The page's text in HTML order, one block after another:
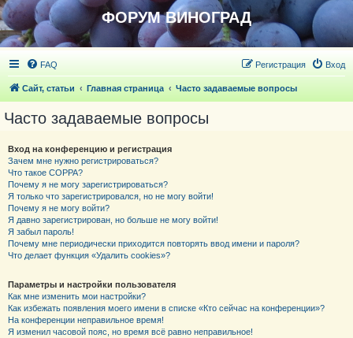
ФОРУМ ВИНОГРАД
FAQ Вход
Регистрация
Сайт, статьи Главная страница Часто задаваемые вопросы
Часто задаваемые вопросы
Вход на конференцию и регистрация
Зачем мне нужно регистрироваться?
Что такое COPPA?
Почему я не могу зарегистрироваться?
Я только что зарегистрировался, но не могу войти!
Почему я не могу войти?
Я давно зарегистрирован, но больше не могу войти!
Я забыл пароль!
Почему мне периодически приходится повторять ввод имени и пароля?
Что делает функция «Удалить cookies»?
Параметры и настройки пользователя
Как мне изменить мои настройки?
Как избежать появления моего имени в списке «Кто сейчас на конференции»?
На конференции неправильное время!
Я изменил часовой пояс, но время всё равно неправильное!